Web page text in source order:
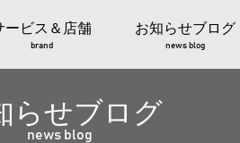
ービス＆店舗
brand
お知らせブログ
news blog
らせブログ
news blog